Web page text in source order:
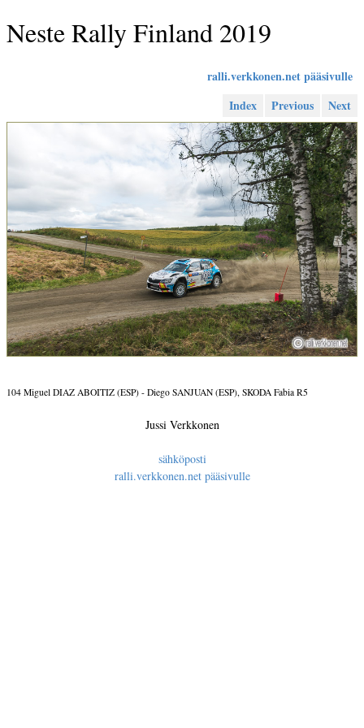
Neste Rally Finland 2019
ralli.verkkonen.net pääsivulle
Index
Previous Next
104 Miguel DIAZ ABOITIZ (ESP) - Diego SANJUAN (ESP), SKODA Fabia R5
Jussi Verkkonen
sähköposti
ralli.verkkonen.net pääsivulle